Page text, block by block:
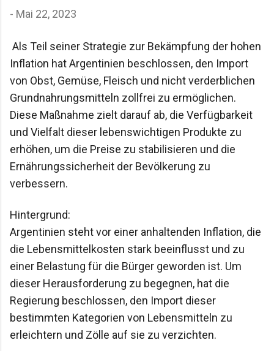
- Mai 22, 2023
Als Teil seiner Strategie zur Bekämpfung der hohen
Inflation hat Argentinien beschlossen, den Import
von Obst, Gemüse, Fleisch und nicht verderblichen
Grundnahrungsmitteln zollfrei zu ermöglichen.
Diese Maßnahme zielt darauf ab, die Verfügbarkeit
und Vielfalt dieser lebenswichtigen Produkte zu
erhöhen, um die Preise zu stabilisieren und die
Ernährungssicherheit der Bevölkerung zu
verbessern.
Hintergrund:
Argentinien steht vor einer anhaltenden Inflation, die
die Lebensmittelkosten stark beeinflusst und zu
einer Belastung für die Bürger geworden ist. Um
dieser Herausforderung zu begegnen, hat die
Regierung beschlossen, den Import dieser
bestimmten Kategorien von Lebensmitteln zu
erleichtern und Zölle auf sie zu verzichten.